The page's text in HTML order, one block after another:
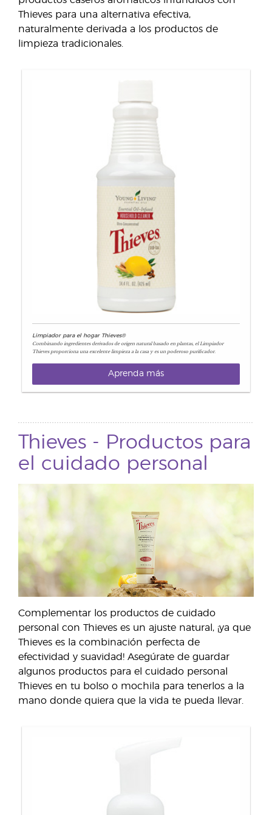
Thieves para una alternativa efectiva,
naturalmente derivada a los productos de
limpieza tradicionales.
Limpiador para el hogar Thieves®
Combinando ingredientes derivados de origen natural basado en plantas, el Limpiador
Thieves proporciona una excelente limpieza a la casa y es un poderoso purificador.
Aprenda más
Thieves - Productos para
el cuidado personal
Complementar los productos de cuidado
personal con Thieves es un ajuste natural, ¡ya que
Thieves es la combinación perfecta de
efectividad y suavidad! Asegúrate de guardar
algunos productos para el cuidado personal
Thieves en tu bolso o mochila para tenerlos a la
mano donde quiera que la vida te pueda llevar.